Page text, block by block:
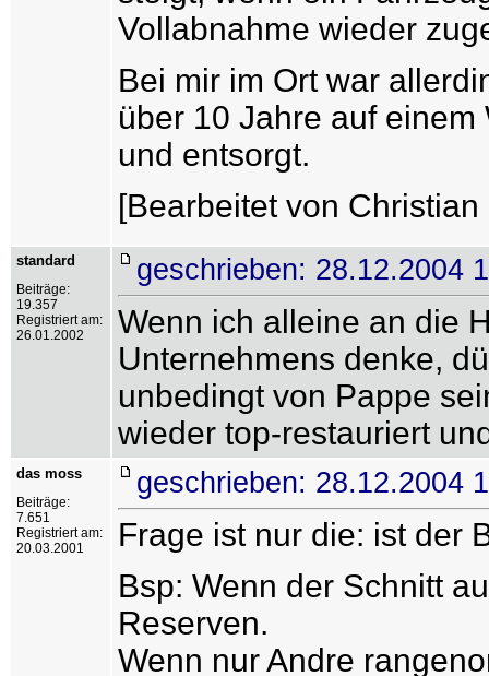
Vollabnahme wieder
Bei mir im Ort war
über 10 Jahre auf
und entsorgt.
[Bearbeitet von
standard
Beiträge:
19.357
Registriert am:
26.01.2002
geschrieben: 28.12.2004
Wenn ich alleine an die
Unternehmens denke,
unbedingt von Pappe
wieder top-restauriert
das moss
Beiträge:
7.651
Registriert am:
20.03.2001
geschrieben: 28.12.2004
Frage ist nur die: ist der
Bsp: Wenn der Schnitt
Reserven.
Wenn nur Andre